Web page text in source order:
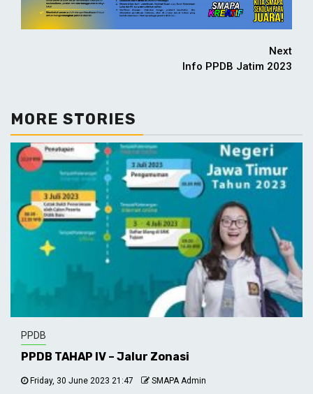
Next
Info PPDB Jatim 2023
MORE STORIES
PPDB
PPDB TAHAP IV – Jalur Zonasi
Friday, 30 June 2023 21:47 SMAPA Admin